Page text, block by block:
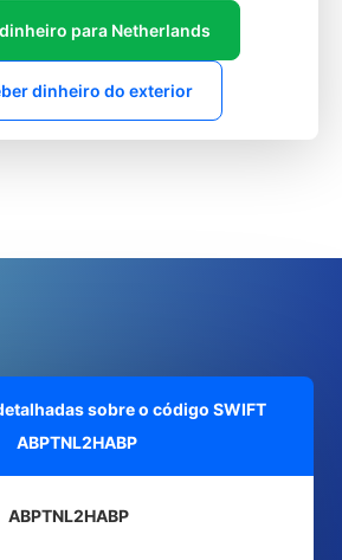
para Netherlands
dinheiro do exterior
sobre o código SWIFT
ABPTNL2HABP
ABPTNL2HABP